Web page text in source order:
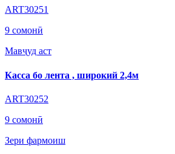
ART30251
9 сомонӣ
Мавҷуд аст
Касса бо лента , широкий 2,4м
ART30252
9 сомонӣ
Зери фармоиш